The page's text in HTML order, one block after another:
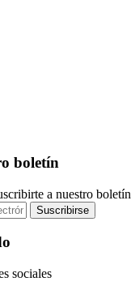
boletín
a nuestro boletín
Suscribirse
sociales